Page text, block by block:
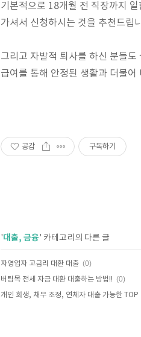
기본적으로 18개월 전 직장까지
가셔서 신청하시는 것을 추천드립
그리고 자발적 퇴사를 하신 분들
급여를 통해 안정된 생활과 더불
공감 구독하기
'대출, 금융' 카테고리의 다른 글
자영업자 고금리 대환 대출 (0)
버팀목 전세 자금 대환 대출하는 방법!! (0)
개인 회생, 채무 조정, 연체자 대출 가능한 TOP